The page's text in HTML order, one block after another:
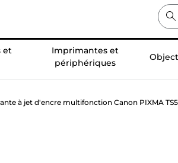
et
Imprimantes et
périphériques
à jet d'encre multifonction Canon PIXMA